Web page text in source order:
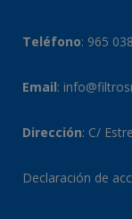
Teléfono: 965
Email:
Dirección: C/
Declaración de